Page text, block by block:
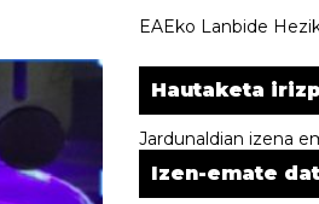
EAEko Lanbide
Hautaketa
Jardunaldian izena
Izen-emate